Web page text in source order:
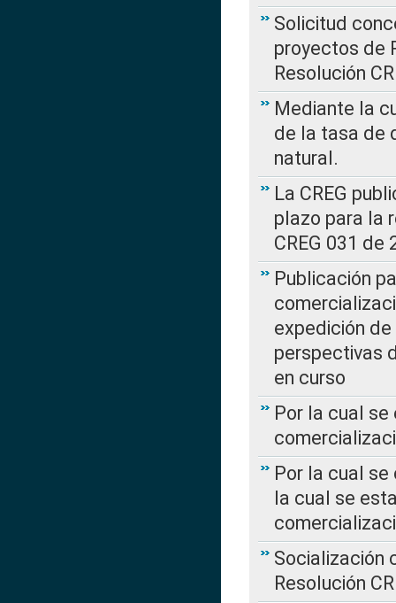
Solicitud
proyectos de
Resolución
Mediante la
de la tasa de
natural.
La CREG
plazo para la
CREG 031 de
Publicación
expedición de
perspectivas
en curso
Por la cual
Por la cual se
la cual se
Socialización
Resolución